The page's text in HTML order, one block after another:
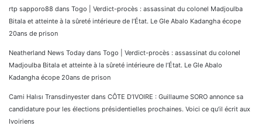
rtp sapporo88 dans Togo | Verdict-procès : assassinat du colonel Madjoulba
Bitala et atteinte à la sûreté intérieure de l’État. Le Gle Abalo Kadangha écope
20ans de prison
Neatherland News Today dans Togo | Verdict-procès : assassinat du colonel
Madjoulba Bitala et atteinte à la sûreté intérieure de l’État. Le Gle Abalo
Kadangha écope 20ans de prison
Cami Halısı Transdinyester dans CÔTE D’IVOIRE : Guillaume SORO annonce sa
candidature pour les élections présidentielles prochaines. Voici ce qu’il écrit aux
Ivoiriens